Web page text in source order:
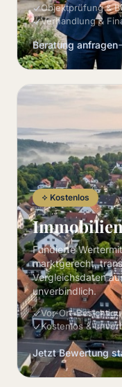
Objektprüfung &
Verhandlung &
Beratung anfragen
Kostenlos
Fundierte
marktgerecht,
Vergleichsdaten
unverbindlich.
Vor-Ort-
Kostenlos &
Jetzt Bewertung